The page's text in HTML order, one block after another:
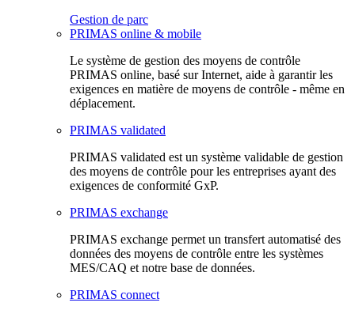
Gestion de parc
PRIMAS online & mobile
Le système de gestion des moyens de contrôle
PRIMAS online, basé sur Internet, aide à garantir les
exigences en matière de moyens de contrôle - même en
déplacement.
PRIMAS validated
PRIMAS validated est un système validable de gestion
des moyens de contrôle pour les entreprises ayant des
exigences de conformité GxP.
PRIMAS exchange
PRIMAS exchange permet un transfert automatisé des
données des moyens de contrôle entre les systèmes
MES/CAQ et notre base de données.
PRIMAS connect